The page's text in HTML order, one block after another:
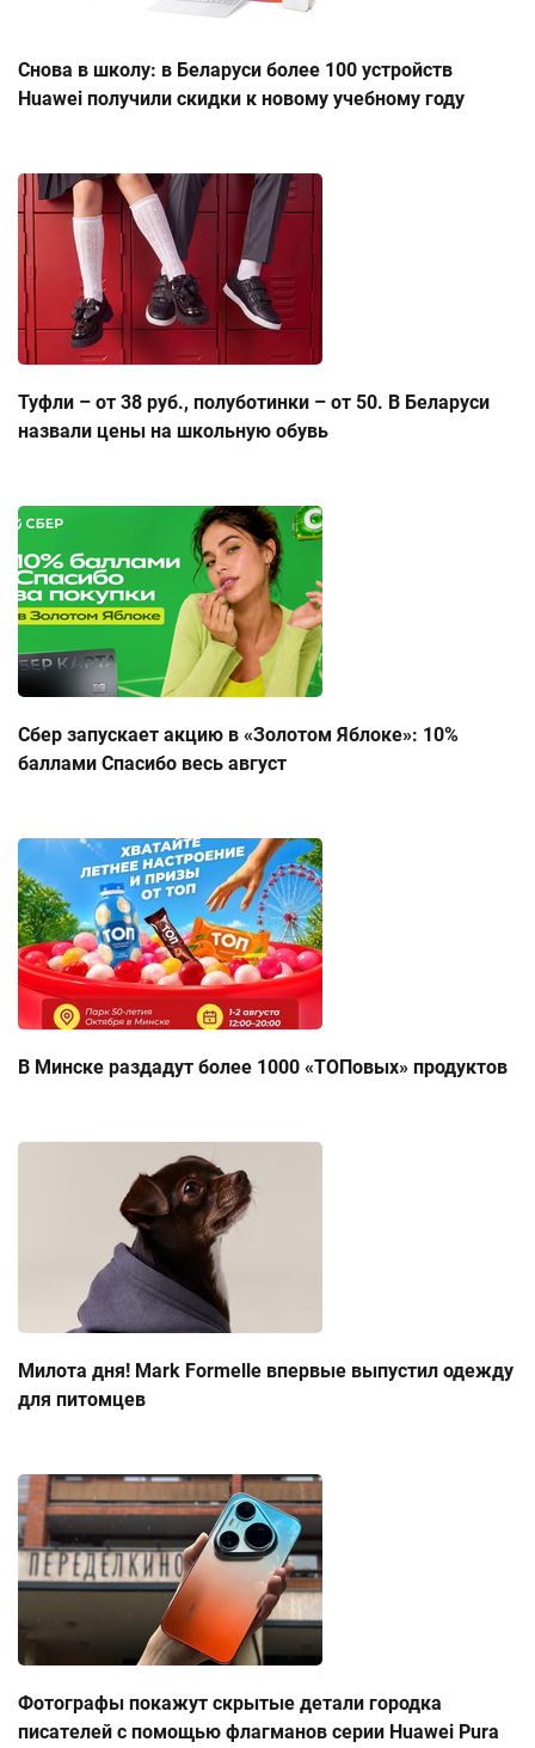
Снова в школу: в Беларуси более 100 устройств
Huawei получили скидки к новому учебному году
Туфли – от 38 руб., полуботинки – от 50. В Беларуси
назвали цены на школьную обувь
Сбер запускает акцию в «Золотом Яблоке»: 10%
баллами Спасибо весь август
В Минске раздадут более 1000 «ТОПовых» продуктов
Милота дня! Mark Formelle впервые выпустил одежду
для питомцев
Фотографы покажут скрытые детали городка
писателей с помощью флагманов серии Huawei Pura